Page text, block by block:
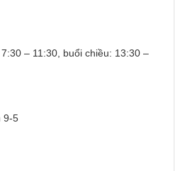
– 11:30, buổi chiều: 13:30 –